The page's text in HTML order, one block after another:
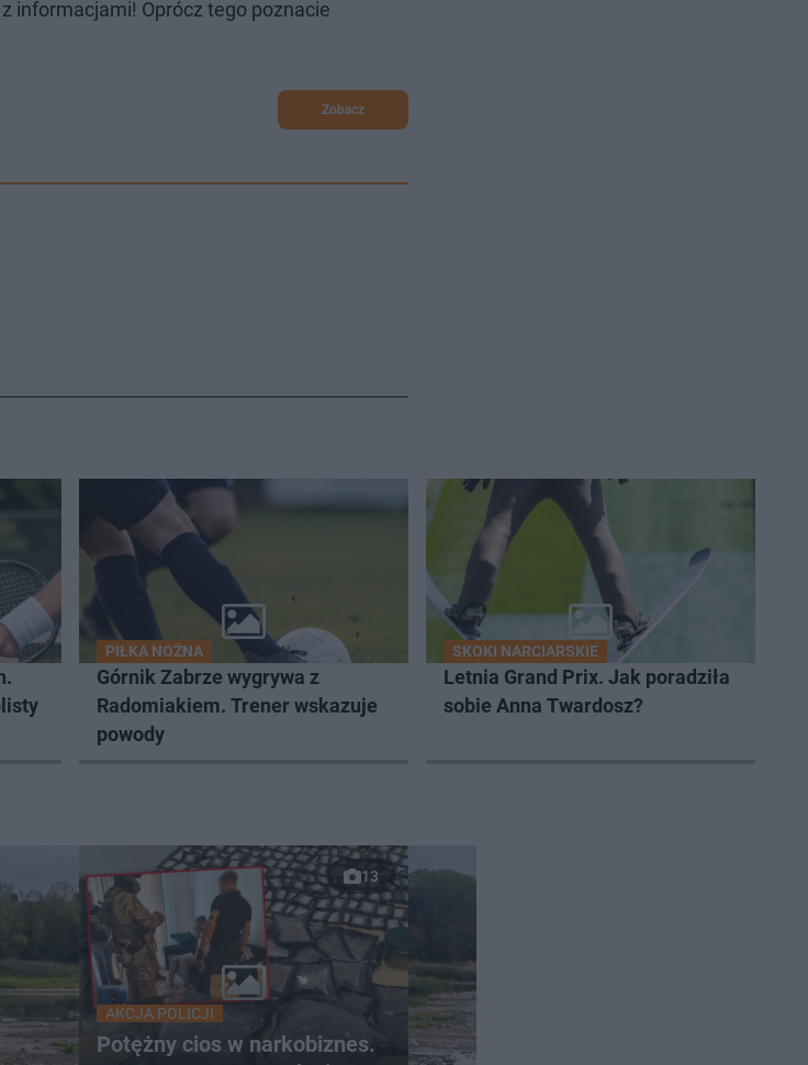
informacjami! Oprócz tego poznacie
Zobacz
PIŁKA NOŻNA
Górnik Zabrze wygrywa z
Radomiakiem. Trener wskazuje
powody
SKOKI NARCIARSKIE
Letnia Grand Prix. Jak poradziła
sobie Anna Twardosz?
13
AKCJA POLICJI
Potężny cios w narkobiznes.